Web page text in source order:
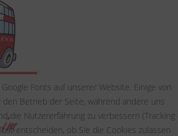
Fonts auf unserer Website. Einige von
Betrieb der Seite, während andere uns
die Nutzererfahrung zu verbessern (Tracking
entscheiden, ob Sie die Cookies zulassen